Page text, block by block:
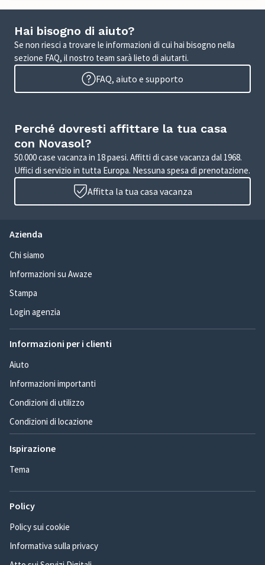
Hai bisogno di aiuto?
Se non riesci a trovare le informazioni di cui hai bisogno nella
sezione FAQ, il nostro team sarà lieto di aiutarti.
FAQ, aiuto e supporto
Perché dovresti affittare la tua casa
con Novasol?
50.000 case vacanza in 18 paesi. Affitti di case vacanza dal 1968.
Uffici di servizio in tutta Europa. Nessuna spesa di prenotazione.
Affitta la tua casa vacanza
Azienda
Chi siamo
Informazioni su Awaze
Stampa
Login agenzia
Informazioni per i clienti
Aiuto
Informazioni importanti
Condizioni di utilizzo
Condizioni di locazione
Ispirazione
Tema
Policy
Policy sui cookie
Informativa sulla privacy